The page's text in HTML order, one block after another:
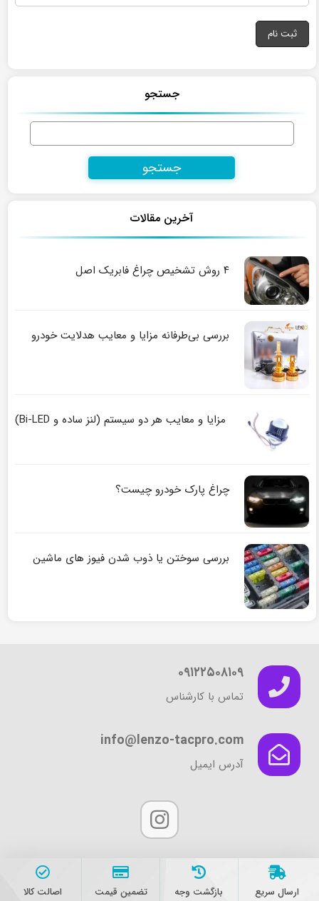
جستجو
جستجو
آخرین مقالات
۴ روش تشخیص چراغ فابریک اصل
بررسی بی‌طرفانه مزایا و معایب هدلایت خودرو
مزایا و معایب هر دو سیستم (لنز ساده و Bi-LED)
چراغ پارک خودرو چیست؟
بررسی سوختن یا ذوب شدن فیوز های ماشین
۰۹۱۲۲۵۰۸۱۰۹
تماس با کارشناس
info@lenzo-tacpro.com
آدرس ایمیل
ارسال سریع بازگشت وجه تضمین قیمت اصالت کالا